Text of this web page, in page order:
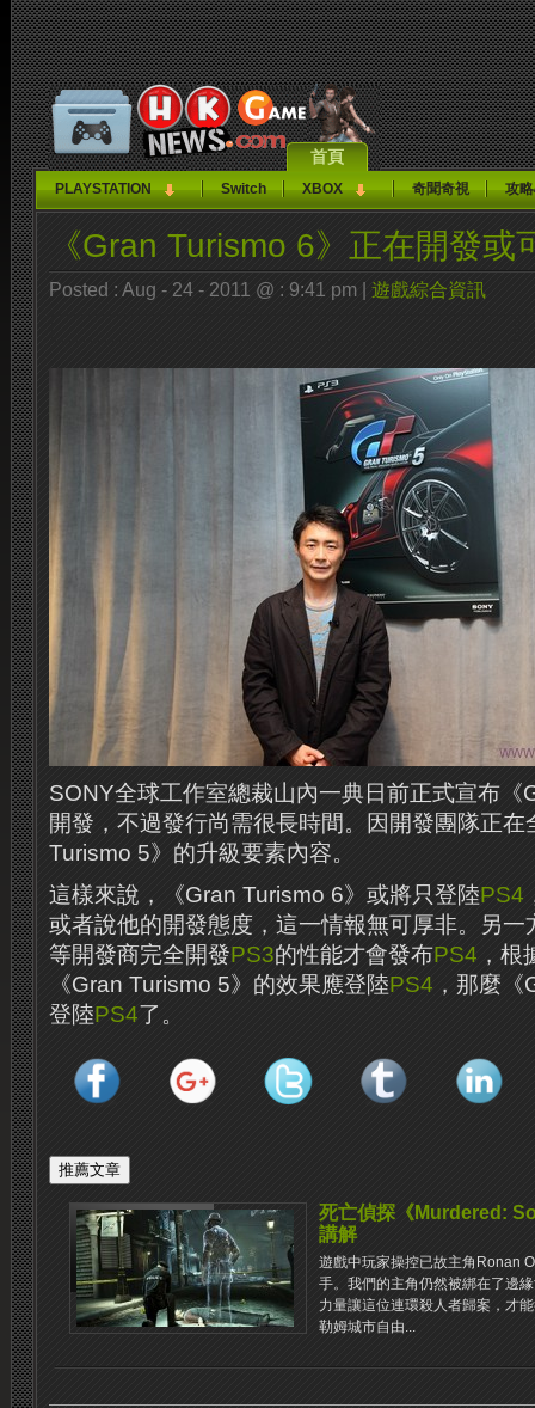
首頁
PLAYSTATION Switch XBOX 奇聞奇視 攻
《Gran Turismo 6》正在開發或
Posted : Aug - 24 - 2011 @ : 9:41 pm | 遊戲綜合資訊
SONY全球工作室總裁山內一典日前正式宣布《
開發，不過發行尚需很長時間。
因開發團隊正
Turismo 5》的升級要素內容。
這樣來說，《Gran Turismo 6》或將只登陸PS4
或者說他的開發態度，這一情報無可厚非。 另一
等開發商完全開發PS3的性能才會發布PS4 ，
《Gran Turismo 5》的效果應登陸PS4 ，那麼
登陸PS4了。
死亡偵探《Murdered:
講解
遊戲中玩家操控已故主角Ronan
手。我們的主角仍然被綁在了邊
力量讓這位連環殺人者歸案，才
勒姆城市自由...